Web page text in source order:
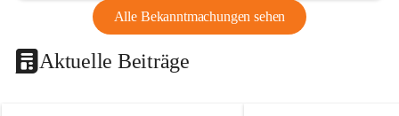
Alle Bekanntmachungen sehen
Aktuelle Beiträge